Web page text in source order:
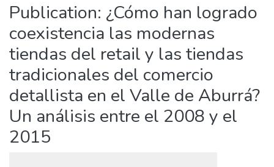
Publication: ¿Cómo han logrado
coexistencia las modernas
tiendas del retail y las tiendas
tradicionales del comercio
detallista en el Valle de Aburrá?
Un análisis entre el 2008 y el
2015